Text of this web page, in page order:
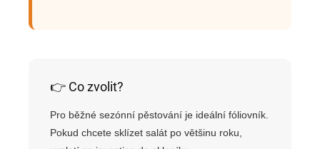
👉 Co zvolit?
Pro běžné sezónní pěstování je ideální fóliovník.
Pokud chcete sklízet salát po většinu roku,